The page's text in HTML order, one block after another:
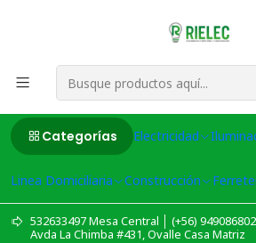
Categorías Electricidad
Linea Domiciliaria Construcción
532633497 Mesa Central │ (+56)
Avda La Chimba #431, Ovalle Casa Matriz